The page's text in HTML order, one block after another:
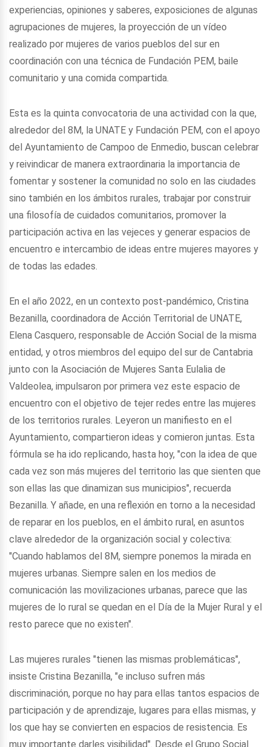
experiencias, opiniones y saberes, exposiciones de algunas
agrupaciones de mujeres, la proyección de un vídeo
realizado por mujeres de varios pueblos del sur en
coordinación con una técnica de Fundación PEM, baile
comunitario y una comida compartida.
Esta es la quinta convocatoria de una actividad con la que,
alrededor del 8M, la UNATE y Fundación PEM, con el apoyo
del Ayuntamiento de Campoo de Enmedio, buscan celebrar
y reivindicar de manera extraordinaria la importancia de
fomentar y sostener la comunidad no solo en las ciudades
sino también en los ámbitos rurales, trabajar por construir
una filosofía de cuidados comunitarios, promover la
participación activa en las vejeces y generar espacios de
encuentro e intercambio de ideas entre mujeres mayores y
de todas las edades.
En el año 2022, en un contexto post-pandémico, Cristina
Bezanilla, coordinadora de Acción Territorial de UNATE,
Elena Casquero, responsable de Acción Social de la misma
entidad, y otros miembros del equipo del sur de Cantabria
junto con la Asociación de Mujeres Santa Eulalia de
Valdeolea, impulsaron por primera vez este espacio de
encuentro con el objetivo de tejer redes entre las mujeres
de los territorios rurales. Leyeron un manifiesto en el
Ayuntamiento, compartieron ideas y comieron juntas. Esta
fórmula se ha ido replicando, hasta hoy, "con la idea de que
cada vez son más mujeres del territorio las que sienten que
son ellas las que dinamizan sus municipios", recuerda
Bezanilla. Y añade, en una reflexión en torno a la necesidad
de reparar en los pueblos, en el ámbito rural, en asuntos
clave alrededor de la organización social y colectiva:
"Cuando hablamos del 8M, siempre ponemos la mirada en
mujeres urbanas. Siempre salen en los medios de
comunicación las movilizaciones urbanas, parece que las
mujeres de lo rural se quedan en el Día de la Mujer Rural y el
resto parece que no existen".
Las mujeres rurales "tienen las mismas problemáticas",
insiste Cristina Bezanilla, "e incluso sufren más
discriminación, porque no hay para ellas tantos espacios de
participación y de aprendizaje, lugares para ellas mismas, y
los que hay se convierten en espacios de resistencia. Es
muy importante darles visibilidad". Desde el Grupo Social